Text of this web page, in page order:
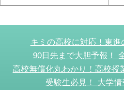
キミの高校に対応！東進
90日先まで大胆予報！
高校無償化丸わかり！高校授
受験生必見！ 大学